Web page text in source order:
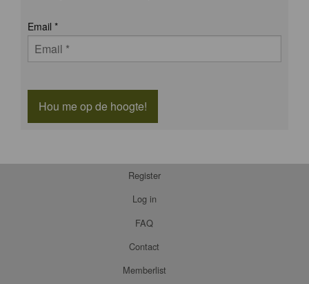
Email *
Hou me op de hoogte!
Register
Log in
FAQ
Contact
Memberlist